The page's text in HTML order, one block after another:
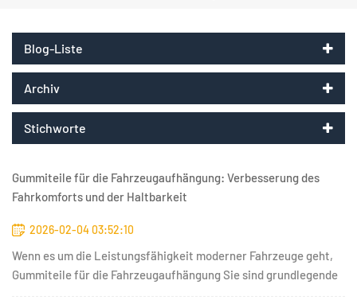
Blog-Liste
Archiv
Stichworte
Gummiteile für die Fahrzeugaufhängung: Verbesserung des
Fahrkomforts und der Haltbarkeit
2026-02-04 03:52:10
Wenn es um die Leistungsfähigkeit moderner Fahrzeuge geht,
Gummiteile für die Fahrzeugaufhängung Sie sind grundlegende